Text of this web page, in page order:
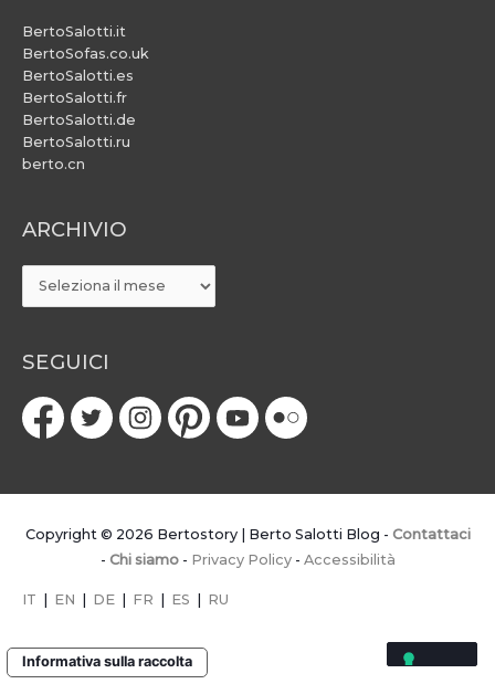
BertoSalotti.it
BertoSofas.co.uk
BertoSalotti.es
BertoSalotti.fr
BertoSalotti.de
BertoSalotti.ru
berto.cn
ARCHIVIO
ARCHIVIO
SEGUICI
Copyright © 2026 Bertostory | Berto Salotti Blog - Contattaci
- Chi siamo- Privacy Policy- Accessibilità
IT EN DE FR ES RU
Informativa sulla raccolta